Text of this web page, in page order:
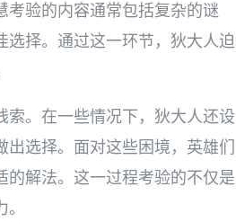
考验的内容通常包括复杂的谜
选择。通过这一环节，狄大人迫
索。在一些情况下，狄大人还设
选择。面对这些困境，英雄们
的解法。这一过程考验的不仅是